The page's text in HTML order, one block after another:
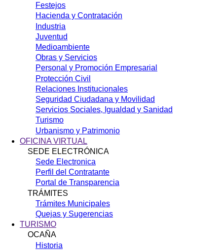
Festejos
Hacienda y Contratación
Industria
Juventud
Medioambiente
Obras y Servicios
Personal y Promoción Empresarial
Protección Civil
Relaciones Institucionales
Seguridad Ciudadana y Movilidad
Servicios Sociales, Igualdad y Sanidad
Turismo
Urbanismo y Patrimonio
OFICINA VIRTUAL
SEDE ELECTRÓNICA
Sede Electronica
Perfil del Contratante
Portal de Transparencia
TRÁMITES
Trámites Municipales
Quejas y Sugerencias
TURISMO
OCAÑA
Historia